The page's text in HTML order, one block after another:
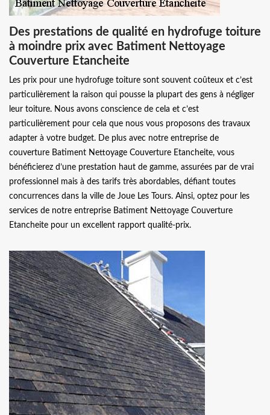
Des prestations de qualité en hydrofuge toiture
à moindre prix avec Batiment Nettoyage
Couverture Etancheite
Les prix pour une hydrofuge toiture sont souvent coûteux et c’est
particulièrement la raison qui pousse la plupart des gens à négliger
leur toiture. Nous avons conscience de cela et c’est
particulièrement pour cela que nous vous proposons des travaux
adapter à votre budget. De plus avec notre entreprise de
couverture Batiment Nettoyage Couverture Etancheite, vous
bénéficierez d’une prestation haut de gamme, assurées par de vrai
professionnel mais à des tarifs très abordables, défiant toutes
concurrences dans la ville de Joue Les Tours. Ainsi, optez pour les
services de notre entreprise Batiment Nettoyage Couverture
Etancheite pour un excellent rapport qualité-prix.